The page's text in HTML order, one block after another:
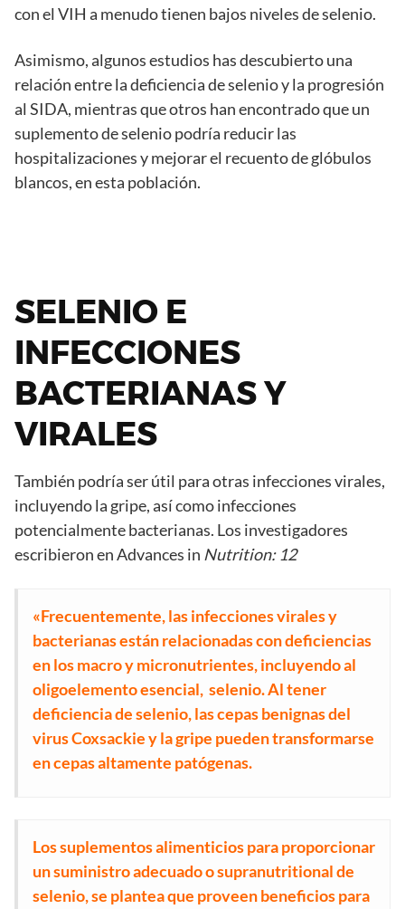
con el VIH a menudo tienen bajos niveles de selenio.
Asimismo, algunos estudios has descubierto una
relación entre la deficiencia de selenio y la progresión
al SIDA, mientras que otros han encontrado que un
suplemento de selenio podría reducir las
hospitalizaciones y mejorar el recuento de glóbulos
blancos, en esta población.
SELENIO E
INFECCIONES
BACTERIANAS Y
VIRALES
También podría ser útil para otras infecciones virales,
incluyendo la gripe, así como infecciones
potencialmente bacterianas. Los investigadores
escribieron en Advances in Nutrition: 12
«Frecuentemente, las infecciones virales y
bacterianas están relacionadas con deficiencias
en los macro y micronutrientes, incluyendo al
oligoelemento esencial, selenio. Al tener
deficiencia de selenio, las cepas benignas del
virus Coxsackie y la gripe pueden transformarse
en cepas altamente patógenas.
Los suplementos alimenticios para proporcionar
un suministro adecuado o supranutritional de
selenio, se plantea que proveen beneficios para